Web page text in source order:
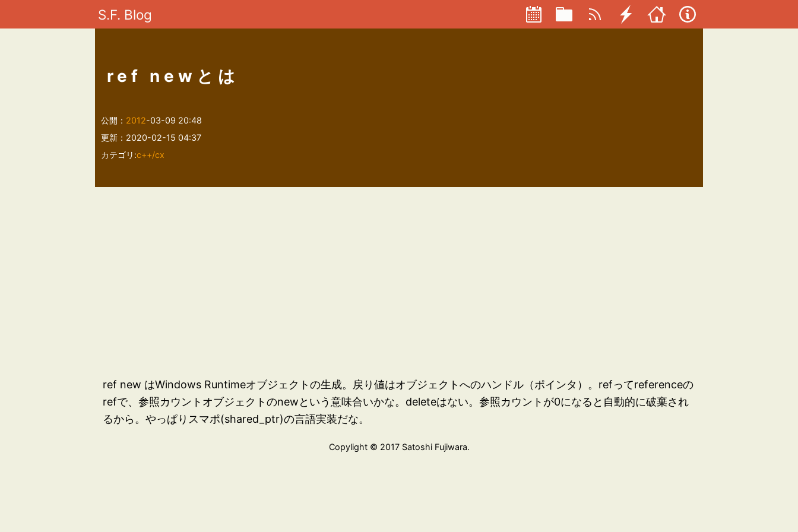
S.F. Blog
ref newとは
公開： 2012-03-09 20:48
更新：2020-02-15 04:37
カテゴリ:c++/cx
ref new はWindows Runtimeオブジェクトの生成。戻り値はオブジェクトへのハンドル（ポインタ）。refってreferenceの
refで、参照カウントオブジェクトのnewという意味合いかな。deleteはない。参照カウントが0になると自動的に破棄され
るから。やっぱりスマポ(shared_ptr)の言語実装だな。
Copylight © 2017 Satoshi Fujiwara.